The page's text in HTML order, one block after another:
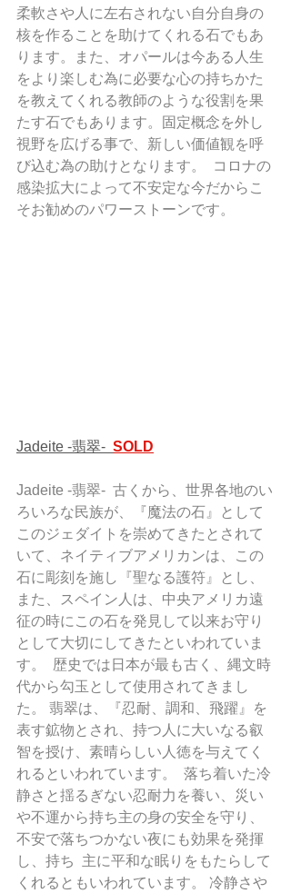
柔軟さや人に左右されない自分自身の
核を作ることを助けてくれる石でもあ
ります。また、オパールは今ある人生
をより楽しむ為に必要な心の持ちかた
を教えてくれる教師のような役割を果
たす石でもあります。固定概念を外し
視野を広げる事で、新しい価値観を呼
び込む為の助けとなります。  コロナの
感染拡大によって不安定な今だからこ
そお勧めのパワーストーンです。
Jadeite -翡翠- SOLD
Jadeite -翡翠-  古くから、世界各地のい
ろいろな民族が、『魔法の石』として
このジェダイトを崇めてきたとされて
いて、ネイティブアメリカンは、この
石に彫刻を施し『聖なる護符』とし、
また、スペイン人は、中央アメリカ遠
征の時にこの石を発見して以来お守り
として大切にしてきたといわれていま
す。  歴史では日本が最も古く、縄文時
代から勾玉として使用されてきまし
た。 翡翠は、『忍耐、調和、飛躍』を
表す鉱物とされ、持つ人に大いなる叡
智を授け、素晴らしい人徳を与えてく
れるといわれています。  落ち着いた冷
静さと揺るぎない忍耐力を養い、災い
や不運から持ち主の身の安全を守り、
不安で落ちつかない夜にも効果を発揮
し、持ち  主に平和な眠りをもたらして
くれるともいわれています。 冷静さや